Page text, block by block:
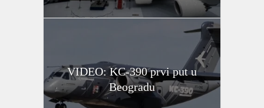
VIDEO: KC-390 prvi put u
Beogradu